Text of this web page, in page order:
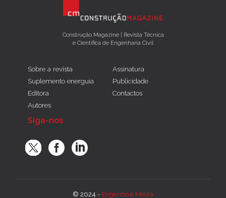
Construção Magazine | Revista Técnica
e Científica de Engenharia Civil
Sobre a revista
Suplemento energuia
Editora
Autores
Assinatura
Publicidade
Contactos
Siga-nos
© 2024 - Engenho e Média